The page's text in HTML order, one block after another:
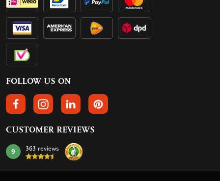
FOLLOW US ON
FOLLOW US ON FACEBOOK
FOLLOW US ON INSTAGRAM
FOLLOW US ON LINKEDIN
FOLLOW US ON PINTEREST
CUSTOMER REVIEWS
mark:
9 363 reviews